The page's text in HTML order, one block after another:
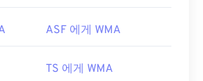
ASF 에게 WMA
TS 에게 WMA